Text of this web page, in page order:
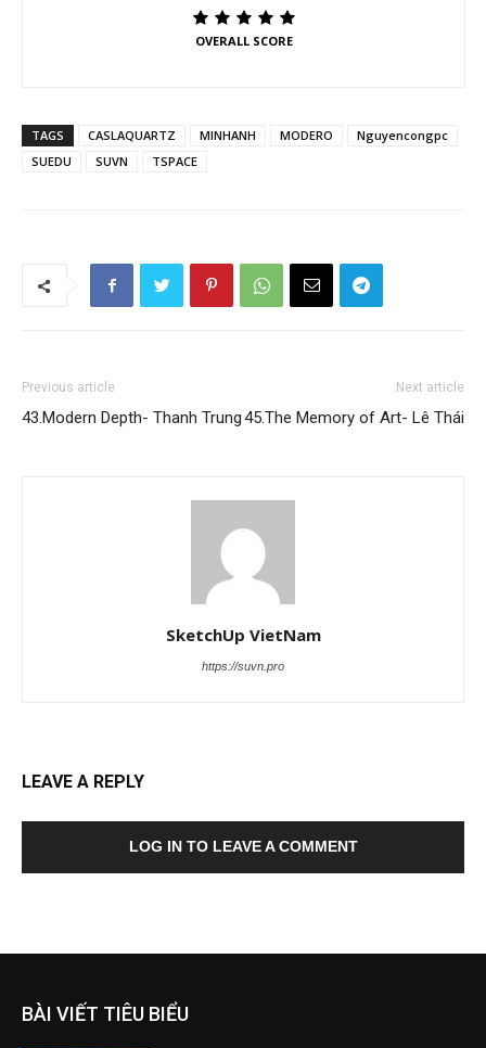
OVERALL SCORE
TAGS CASLAQUARTZ MINHANH MODERO
Nguyencongpc
SUEDU
SUVN TSPACE
Previous article
43.Modern Depth- Thanh Trung
Next article
45.The Memory of Art- Lê Thái
SketchUp VietNam
https://suvn.pro
LEAVE A REPLY
LOG IN TO LEAVE A COMMENT
BÀI VIẾT TIÊU BIỂU